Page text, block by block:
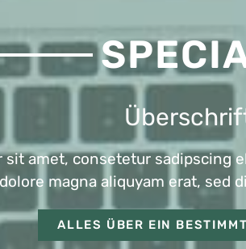
sit amet, consetetur sadipscing
magna aliquyam erat, sed
ALLES ÜBER EIN